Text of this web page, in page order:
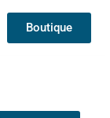
Boutique